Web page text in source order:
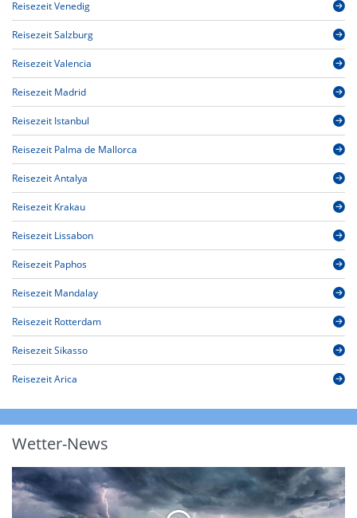
Reisezeit Venedig
Reisezeit Salzburg
Reisezeit Valencia
Reisezeit Madrid
Reisezeit Istanbul
Reisezeit Palma de Mallorca
Reisezeit Antalya
Reisezeit Krakau
Reisezeit Lissabon
Reisezeit Paphos
Reisezeit Mandalay
Reisezeit Rotterdam
Reisezeit Sikasso
Reisezeit Arica
Wetter-News